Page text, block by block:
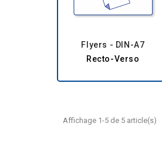
Flyers - DIN-A7
Recto-Verso
Affichage 1-5 de 5 article(s)